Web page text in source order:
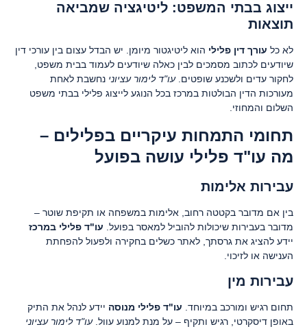
ייצוג בבתי המשפט: ליטיגציה שמביאה
תוצאות
לא כל עורך דין פלילי הוא ליטיגטור מיומן. יש הבדל עצום בין עורכי דין
שיודעים לכתוב מסמכים לבין כאלה שיודעים לעמוד בבית משפט,
לחקור עדים ולשכנע שופטים.עו"ד לימור עציוני נחשבת לאחת
מעורכות הדין הבולטות במרכז בכל הנוגע לייצוג פלילי בבתי משפט
השלום והמחוזי.
תחומי התמחות עיקריים בפלילים –
מה עו"ד פלילי עושה בפועל
עבירות אלימות
בין אם מדובר בקטטה רחוב, אלימות במשפחה או תקיפת שוטר –
מדובר בעבירות שיכולות להוביל למאסר בפועל. עו"ד פלילי במרכז
יידע להציג את גרסתך, לאתר כשלים בחקירה ולפעול להפחתת
הענישה או לזיכוי.
עבירות מין
תחום רגיש ומורכב במיוחד. עו"ד פלילי מנוסה יידע לנהל את התיק
באופן דיסקרטי, רגיש ותקיף – על מנת למנוע עוול.עו"ד לימור עציוני